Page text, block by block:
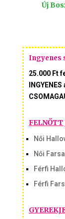
Új
Ingyenes
25.000 Ft
FELNŐTT
Női
Női
Férfi
Férfi